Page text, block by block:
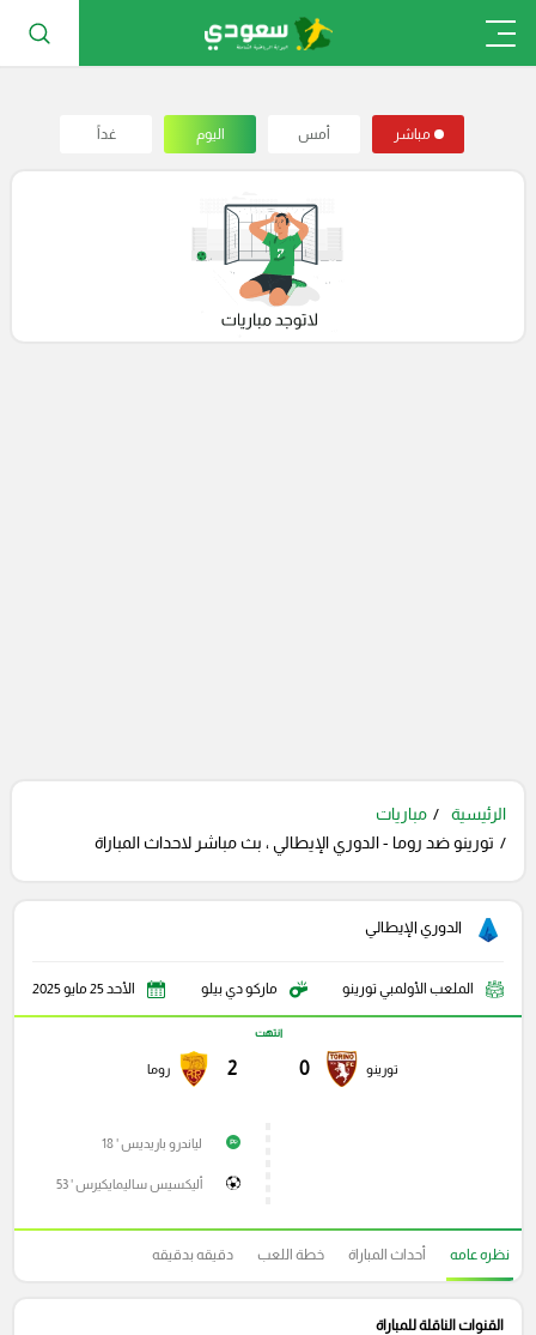
مباشر أمس اليوم غداً
الرئيسية
مباريات
تورينو ضد روما - الدوري الإيطالي ، بث مباشر لاحداث المباراة
الدوري الإيطالي
الملعب الأولمبي تورينو ماركو دي بيلو الأحد 25 مايو 2025
تورينو 0
انتهت
2 روما
P لياندرو باريديس ' 18
أليكسيس ساليمايكيرس ' 53
نظره عامه أحداث المباراة خطة اللعب دقيقه بدقيقه
القنوات الناقلة للمباراة